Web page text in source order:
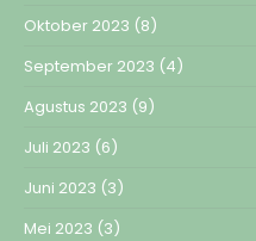
Oktober 2023 (8)
September 2023 (4)
Agustus 2023 (9)
Juli 2023 (6)
Juni 2023 (3)
Mei 2023 (3)